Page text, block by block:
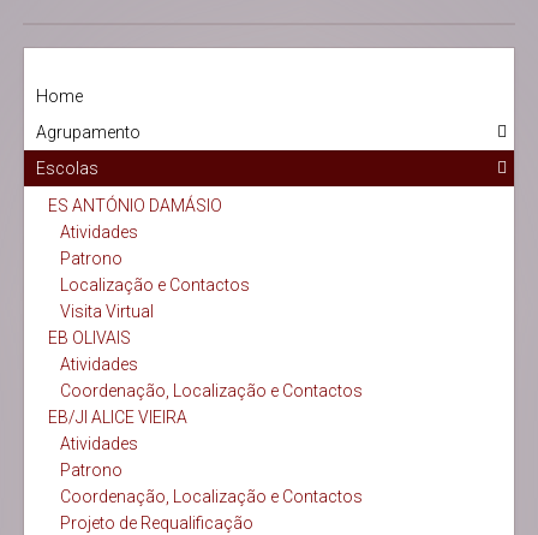
Home
Agrupamento
Escolas
ES ANTÓNIO DAMÁSIO
Atividades
Patrono
Localização e Contactos
Visita Virtual
EB OLIVAIS
Atividades
Coordenação, Localização e Contactos
EB/JI ALICE VIEIRA
Atividades
Patrono
Coordenação, Localização e Contactos
Projeto de Requalificação